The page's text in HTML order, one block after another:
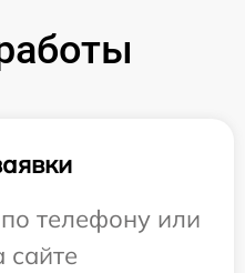
телефону или
сайте